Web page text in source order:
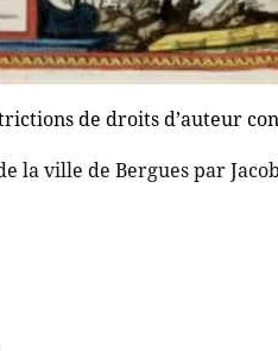
de droits d’auteur
la ville de Bergues par